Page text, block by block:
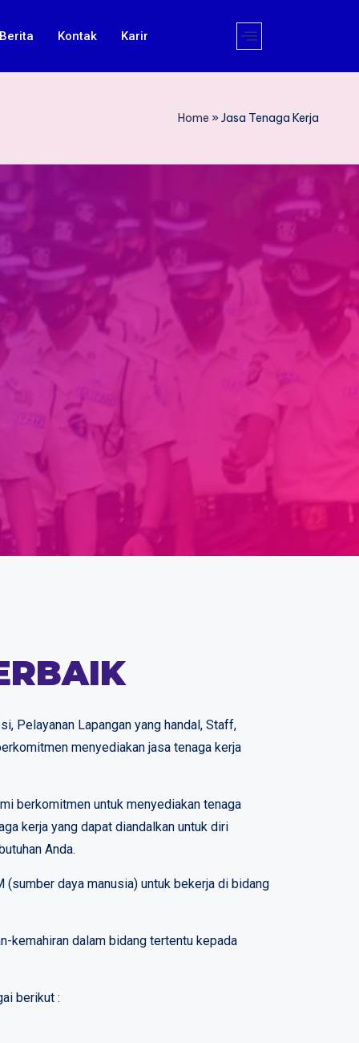
Kontak Karir
Home »Jasa Tenaga Kerja
Pelayanan Lapangan yang handal, Staff,
menyediakan jasa tenaga kerja
berkomitmen untuk menyediakan tenaga
kerja yang dapat diandalkan untuk diri
Anda.
daya manusia) untuk bekerja di bidang
kemahiran dalam bidang tertentu kepada
berikut :